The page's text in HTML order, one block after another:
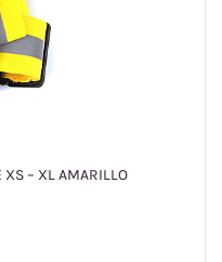
XS – XL AMARILLO